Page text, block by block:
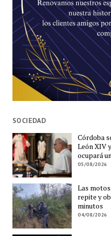
SOCIEDAD
Córdoba
León XIV
ocupará
05/08/2026
Las
repite y
minutos
04/08/2026